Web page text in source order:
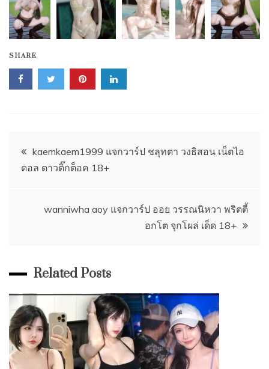
SHARE
Post
navigation
kaemkaem1999 แจกวาร์ป ชลุทตา วงธิสอน เน็ตไอ
ดอล ดาวติ๊กต็อค 18+
wanniwha aoy แจกวาร์ป ออย วรรณนิหวา พริตตี้
อกโต จุกโผล่ เด็ด 18+
Related Posts